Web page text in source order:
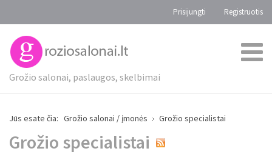
Prisijungti Registruotis
Grožio salonai, paslaugos, skelbimai
Jūs esate čia: Grožio salonai / įmonės Grožio specialistai
Grožio specialistai